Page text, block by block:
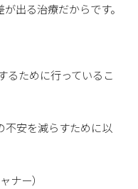
出る治療だからです。
るために行っているこ
不安を減らすために以
ナー）